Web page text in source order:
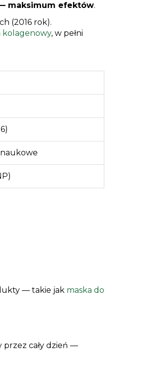
maksimum efektów.
(2016 rok).
kolagenowy, w pełni
— takie jak maska do
przez cały dzień —